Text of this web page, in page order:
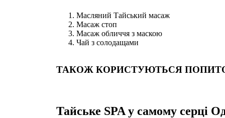
Масляний Тайський масаж
Масаж стоп
Масаж обличчя з маскою
Чай з солодащами
ТАКОЖ КОРИСТУЮТЬСЯ
Тайське SPA у самому серці